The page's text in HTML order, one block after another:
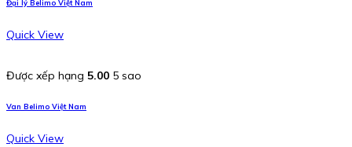
Đại lý Belimo Việt Nam
Quick View
Được xếp hạng 5.00 5 sao
Van Belimo Việt Nam
Quick View